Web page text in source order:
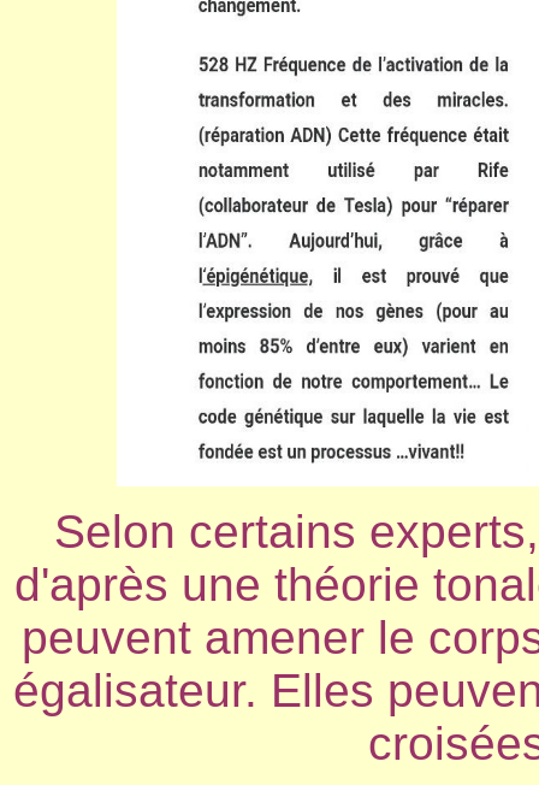
Selon certains
d'après une théorie
peuvent amener le
égalisateur. Elles